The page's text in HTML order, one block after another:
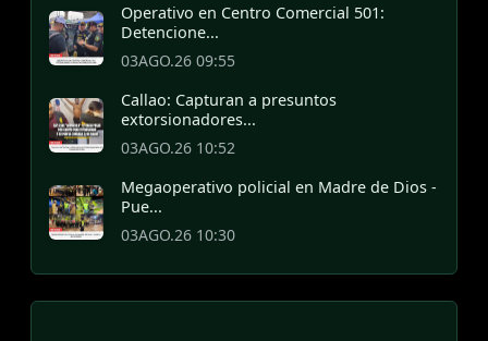
Operativo en Centro Comercial 501:
Detencione...
03AGO.26 09:55
Callao: Capturan a presuntos
extorsionadores...
03AGO.26 10:52
Megaoperativo policial en Madre de Dios -
Pue...
03AGO.26 10:30